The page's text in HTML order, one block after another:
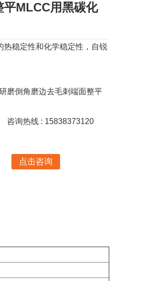
MLCC用黑碳化
热稳定性和化学稳定性，自锐
磨倒角磨边去毛刺端面整平
咨询热线 : 15838373120
点击咨询